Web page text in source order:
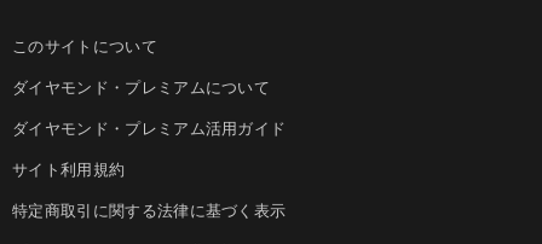
このサイトについて
ダイヤモンド・プレミアムについて
ダイヤモンド・プレミアム活用ガイド
サイト利用規約
特定商取引に関する法律に基づく表示